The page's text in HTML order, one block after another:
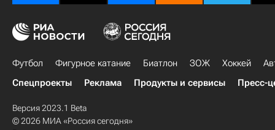
Футбол Фигурное катание Биатлон ЗОЖ Хоккей
Спецпроекты
Реклама Продукты и сервисы Пресс-
Версия 2023.1 Beta
© 2026 МИА «Россия сегодня»